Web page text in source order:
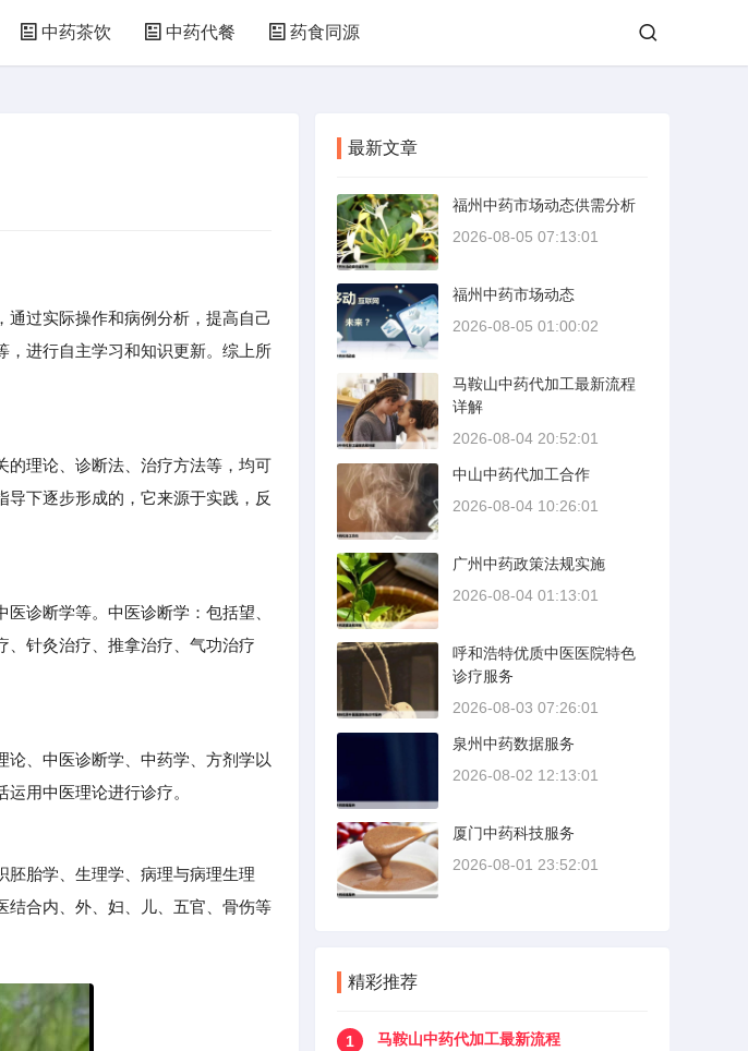
中药茶饮 中药代餐 药食同源
过实际操作和病例分析，提高自己
，进行自主学习和知识更新。综上所
理论、诊断法、治疗方法等，均可
下逐步形成的，它来源于实践，反
诊断学等。中医诊断学：包括望、
、针灸治疗、推拿治疗、气功治疗
、中医诊断学、中药学、方剂学以
用中医理论进行诊疗。
胎学、生理学、病理与病理生理
结合内、外、妇、儿、五官、骨伤等
最新文章
福州中药市场动态供需分析
2026-08-05 07:13:01
福州中药市场动态
2026-08-05 01:00:02
马鞍山中药代加工最新流程
详解
2026-08-04 20:52:01
中山中药代加工合作
2026-08-04 10:26:01
广州中药政策法规实施
2026-08-04 01:13:01
呼和浩特优质中医医院特色
诊疗服务
2026-08-03 07:26:01
泉州中药数据服务
2026-08-02 12:13:01
厦门中药科技服务
2026-08-01 23:52:01
精彩推荐
1
马鞍山中药代加工最新流程